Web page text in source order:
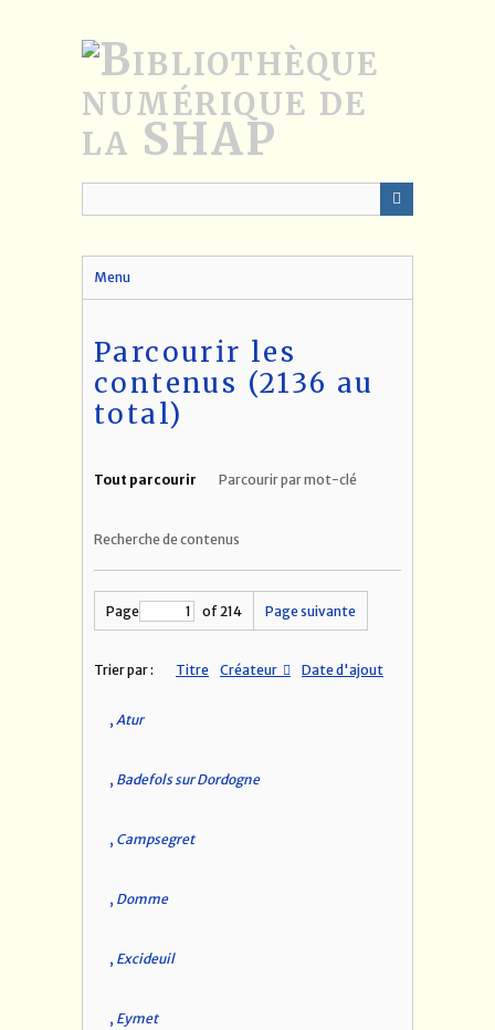
Menu
Parcourir les
contenus (2136 au
total)
Tout parcourir Parcourir par mot-clé
Recherche de contenus
Page of 214 Page suivante
Trier par : Titre Créateur Date d'ajout
, Atur
, Badefols sur Dordogne
, Campsegret
, Domme
, Excideuil
, Eymet